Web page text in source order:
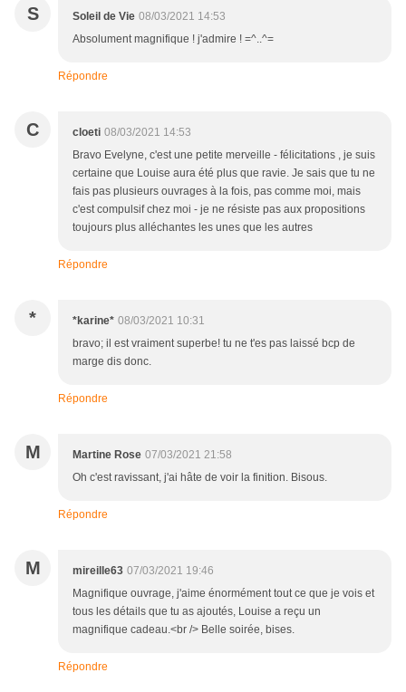
S Soleil de Vie 08/03/2021 14:53
Absolument magnifique ! j'admire ! =^..^=
Répondre
C cloeti 08/03/2021 14:53
Bravo Evelyne, c'est une petite merveille - félicitations , je suis
certaine que Louise aura été plus que ravie. Je sais que tu ne
fais pas plusieurs ouvrages à la fois, pas comme moi, mais
c'est compulsif chez moi - je ne résiste pas aux propositions
toujours plus alléchantes les unes que les autres
Répondre
* *karine* 08/03/2021 10:31
bravo; il est vraiment superbe! tu ne t'es pas laissé bcp de
marge dis donc.
Répondre
M Martine Rose 07/03/2021 21:58
Oh c'est ravissant, j'ai hâte de voir la finition. Bisous.
Répondre
M mireille63 07/03/2021 19:46
Magnifique ouvrage, j'aime énormément tout ce que je vois et
tous les détails que tu as ajoutés, Louise a reçu un
magnifique cadeau.<br /> Belle soirée, bises.
Répondre